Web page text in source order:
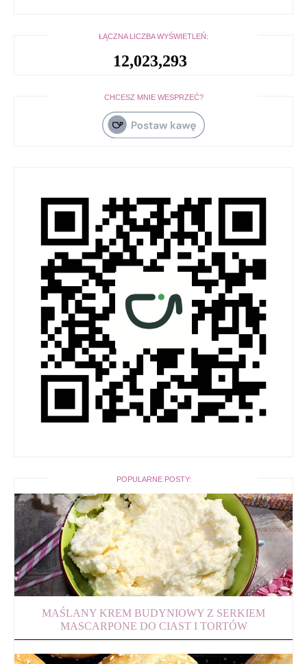
ŁĄCZNA LICZBA WYŚWIETLEŃ:
12,023,293
CHCESZ MNIE WESPRZEĆ?
POPULARNE POSTY:
MAŚLANY KREM BUDYNIOWY Z SERKIEM
MASCARPONE DO CIAST I TORTÓW